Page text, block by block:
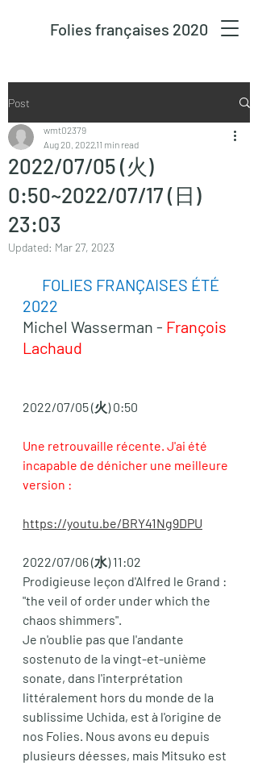
Folies françaises 2020
Post
2022/07/05 (火)
0:50~2022/07/17 (日)
23:03
wmt02379
Aug 20, 202211 min read
Updated: Mar 27, 2023
2022
Michel Wasserman - François
Lachaud
2022/07/05 (火) 0:50
Une retrouvaille récente. J'ai été
incapable de dénicher une meilleure
version :
https://youtu.be/BRY41Ng9DPU
2022/07/06 (水) 11:02
Prodigieuse leçon d'Alfred le Grand :
"the veil of order under which the
chaos shimmers".
Je n'oublie pas que l'andante
sostenuto de la vingt-et-unième
sonate, dans l'interprétation
littéralement hors du monde de la
sublissime Uchida, est à l'origine de
nos Folies. Nous avons eu depuis
plusieurs déesses, mais Mitsuko est